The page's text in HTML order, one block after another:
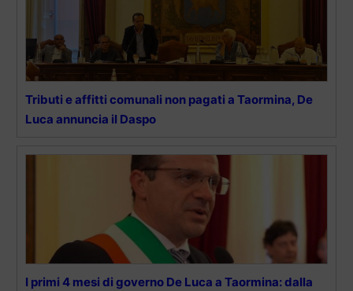
Tributi e affitti comunali non pagati a Taormina, De
Luca annuncia il Daspo
I primi 4 mesi di governo De Luca a Taormina: dalla